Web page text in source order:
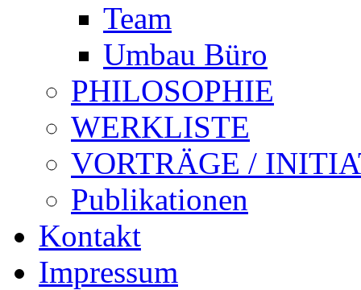
Team
Umbau Büro
PHILOSOPHIE
WERKLISTE
VORTRÄGE /
Publikationen
Kontakt
Impressum